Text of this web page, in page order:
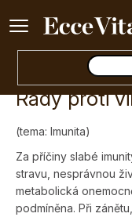
Ke každému
Rady proti
(tema: Imunita)
Za příčiny slabé
stravu, nesprávnou
metabolická
podmíněna. Při